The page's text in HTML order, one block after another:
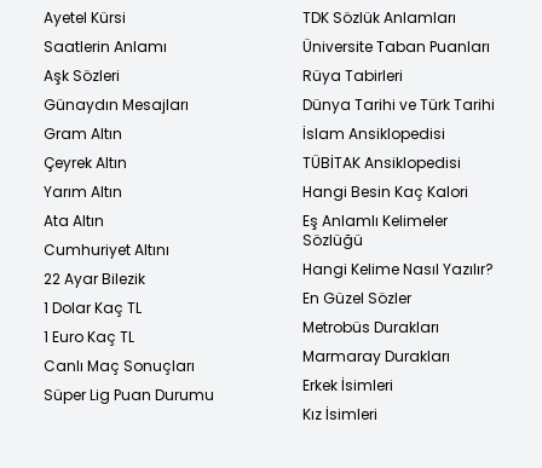
Ayetel Kürsi
Saatlerin Anlamı
Aşk Sözleri
Günaydın Mesajları
Gram Altın
Çeyrek Altın
Yarım Altın
Ata Altın
Cumhuriyet Altını
22 Ayar Bilezik
1 Dolar Kaç TL
1 Euro Kaç TL
Canlı Maç Sonuçları
Süper Lig Puan Durumu
TDK Sözlük Anlamları
Üniversite Taban Puanları
Rüya Tabirleri
Dünya Tarihi ve Türk Tarihi
İslam Ansiklopedisi
TÜBİTAK Ansiklopedisi
Hangi Besin Kaç Kalori
Eş Anlamlı Kelimeler
Sözlüğü
Hangi Kelime Nasıl Yazılır?
En Güzel Sözler
Metrobüs Durakları
Marmaray Durakları
Erkek İsimleri
Kız İsimleri